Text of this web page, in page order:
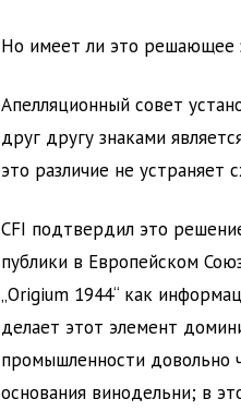
Но имеет ли это решающее
Апелляционный совет
друг другу знаками
это различие не устраняет
CFI подтвердил это
публики в Европейском
„Origium 1944“ как
делает этот элемент
промышленности довольно
основания винодельни; в